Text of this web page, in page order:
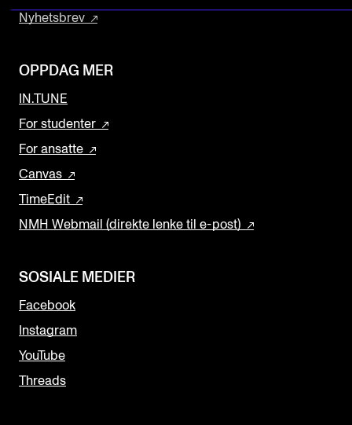
INFO
Kontakt oss
Finn ansatte
For ansatte og studenter
Nyhetsbrev
OPPDAG MER
IN.TUNE
For studenter
For ansatte
Canvas
TimeEdit
NMH Webmail (direkte lenke til e-post)
SOSIALE MEDIER
Facebook
Instagram
YouTube
Threads